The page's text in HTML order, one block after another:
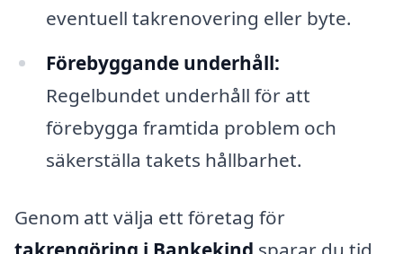
eventuell takrenovering eller byte.
Förebyggande underhåll:
Regelbundet underhåll för att
förebygga framtida problem och
säkerställa takets hållbarhet.
Genom att välja ett företag för